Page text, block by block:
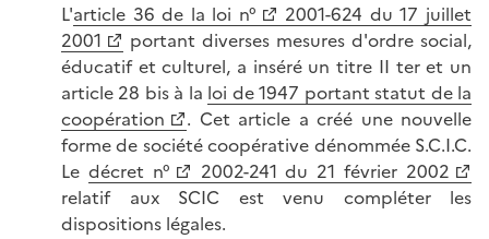
L'article 36 de la loi n°
2001-624 du 17 juillet
2001
portant diverses mesures d'ordre social,
éducatif et culturel, a inséré un titre II ter et un
article 28 bis à la loi de 1947 portant statut de la
coopération
. Cet article a créé une nouvelle
forme de société coopérative dénommée S.C.I.C.
Le décret n°
2002-241 du 21 février 2002
relatif aux SCIC est venu compléter les
dispositions légales.